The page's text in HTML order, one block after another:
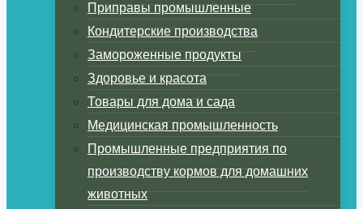
Приправы промышленные
Кондитерские производства
Замороженные продукты
Здоровье и красота
Товары для дома и сада
Медицинская промышленность
Промышленные предприятия по
производству кормов для домашних
животных